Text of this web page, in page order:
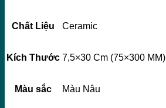
Chất Liệu Ceramic
Kích Thước 7,5×30 Cm (75×300 MM)
Màu sắc Màu Nâu